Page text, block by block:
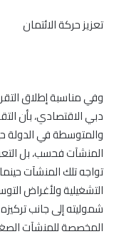
تعزيز حركة الائتمان
وفي مناسبة إطلاق
دبي الاقتصادي، بأن
والمتوسطة في الدولة
المنشآت فحسب، بل
تواجه تلك المنشآت
التشغيلية ولأغراض
شموليته إلى جانب
المخصصة للمنشآت